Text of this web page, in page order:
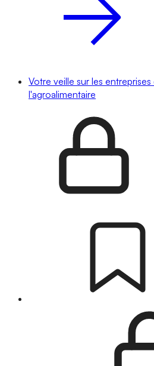
Votre veille sur les
l'agroalimentaire